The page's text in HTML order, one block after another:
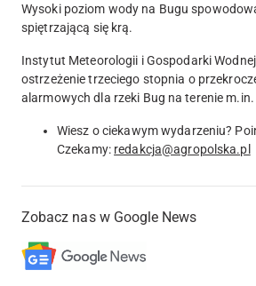
Wysoki poziom wody na Bugu
spiętrzającą się krą.
Instytut Meteorologii i Gospodarki
ostrzeżenie trzeciego stopnia o
alarmowych dla rzeki Bug na terenie
Wiesz o ciekawym wydarzeniu?
Czekamy: redakcja@agropolska.pl
Zobacz nas w Google News